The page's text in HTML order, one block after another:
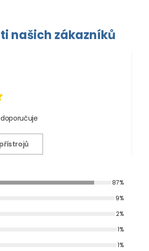
našich zákazníků
87%
9%
2%
1%
1%